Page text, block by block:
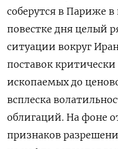
соберутся в Париже
повестке дня целый
ситуации вокруг
поставок
ископаемых до
всплеска
облигаций. На фоне
признаков